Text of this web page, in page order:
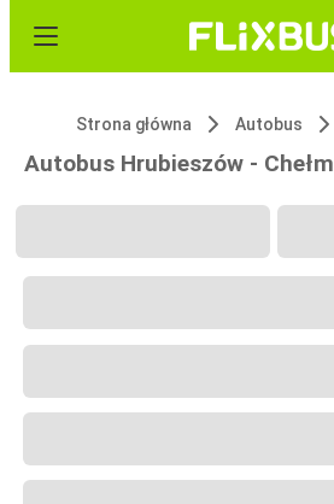
Strona główna Autobus
Autobus Hrubieszów - Chełm